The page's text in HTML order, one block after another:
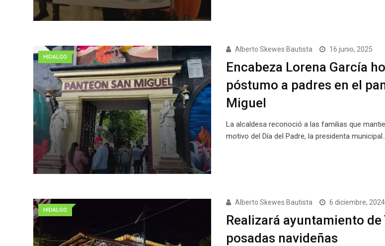
HIDALGO
Alberto Skewes Bautista 16 junio, 2025
Encabeza Lorena García
póstumo a padres en el
Miguel
⁠La alcaldesa reconoció a las familias que
motivo del Día del Padre, la presidenta
HIDALGO
Alberto Skewes Bautista 6 diciembre, 2024
Realizará ayuntamiento
posadas navideñas